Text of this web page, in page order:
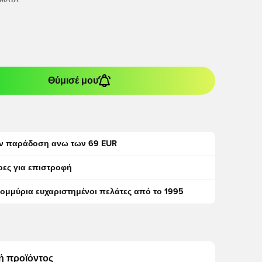
Θύμισέ μου
παράδοση ανω των 69 EUR
για επιστροφή
ευχαριστημένοι πελάτες από το 1995
προϊόντος